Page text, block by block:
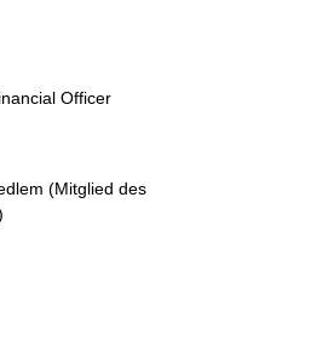
Officer
(Mitglied des